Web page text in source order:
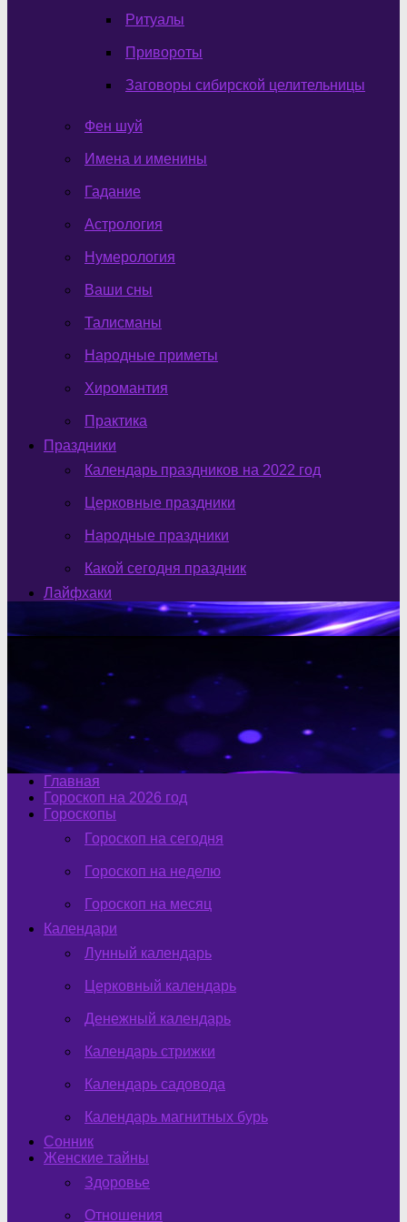
Ритуалы
Привороты
Заговоры сибирской целительницы
Фен шуй
Имена и именины
Гадание
Астрология
Нумерология
Ваши сны
Талисманы
Народные приметы
Хиромантия
Практика
Праздники
Календарь праздников на 2022 год
Церковные праздники
Народные праздники
Какой сегодня праздник
Лайфхаки
Главная
Гороскоп на 2026 год
Гороскопы
Гороскоп на сегодня
Гороскоп на неделю
Гороскоп на месяц
Календари
Лунный календарь
Церковный календарь
Денежный календарь
Календарь стрижки
Календарь садовода
Календарь магнитных бурь
Сонник
Женские тайны
Здоровье
Отношения